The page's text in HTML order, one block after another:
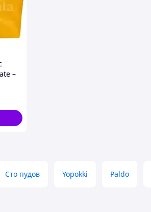
–
Сто пудов Yopokki Paldo